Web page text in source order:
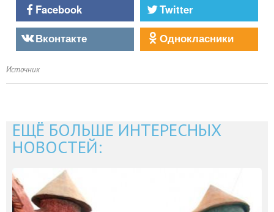
Facebook
Twitter
Вконтакте
Однокласники
Источник
ЕЩЁ БОЛЬШЕ ИНТЕРЕСНЫХ
НОВОСТЕЙ: